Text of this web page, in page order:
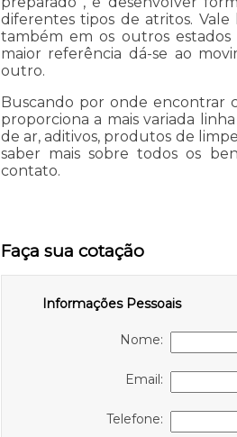
diferentes tipos de atritos.
também em os outros estados
maior referência dá-se ao
outro.
Buscando por onde encontrar
proporciona a mais variada
de ar, aditivos, produtos de
saber mais sobre todos os
contato.
Faça sua cotação
Informações Pessoais
Nome:
Email:
Telefone: